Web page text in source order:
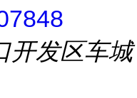
开发区车城